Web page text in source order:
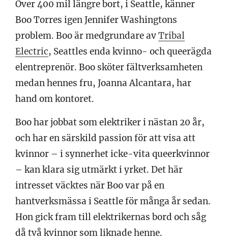
Över 400 mil längre bort, i Seattle, känner
Boo Torres igen Jennifer Washingtons
problem. Boo är medgrundare avTribal
Electric, Seattles enda kvinno- och queerägda
elentreprenör. Boo sköter fältverksamheten
medan hennes fru, Joanna Alcantara, har
hand om kontoret.
Boo har jobbat som elektriker i nästan 20 år,
och har en särskild passion för att visa att
kvinnor – i synnerhet icke-vita queerkvinnor
– kan klara sig utmärkt i yrket. Det här
intresset väcktes när Boo var på en
hantverksmässa i Seattle för många år sedan.
Hon gick fram till elektrikernas bord och såg
då två kvinnor som liknade henne.